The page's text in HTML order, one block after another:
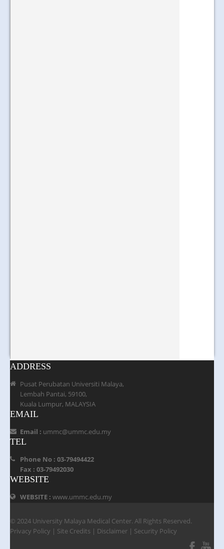
ADDRESS
Pusat Perubatan Universiti Malaya,
Lembah Pantai, 59100,
Kuala Lumpur, MALAYSIA
EMAIL
Email : ummc@ummc.edu.my
TEL
Phone No : 03-79494422
Fax : 03-79492030
WEBSITE
WEBSITE : www.ummc.edu.my
© 2024 University Malaya Medical Center. All Rights Reserved.
Privacy Policy | Site Credits | Disclaimer | Security Policy